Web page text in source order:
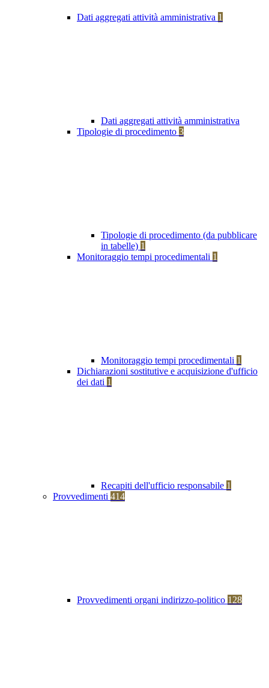
Dati aggregati attività amministrativa 1
Dati aggregati attività amministrativa
Tipologie di procedimento 3
Tipologie di procedimento (da pubblicare
in tabelle) 1
Monitoraggio tempi procedimentali 1
Monitoraggio tempi procedimentali 1
Dichiarazioni sostitutive e acquisizione d'ufficio
dei dati 1
Recapiti dell'ufficio responsabile 1
Provvedimenti 414
Provvedimenti organi indirizzo-politico 128